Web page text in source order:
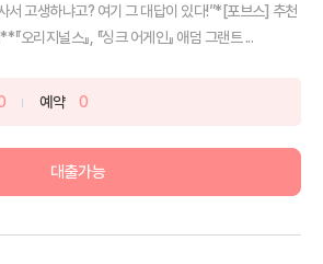
서 고생하냐고? 여기 그 대답이 있다!”*[포브스] 추천
『오리지널스』, 『싱크 어게인』 애덤 그랜트 ...
예약 0
대출가능